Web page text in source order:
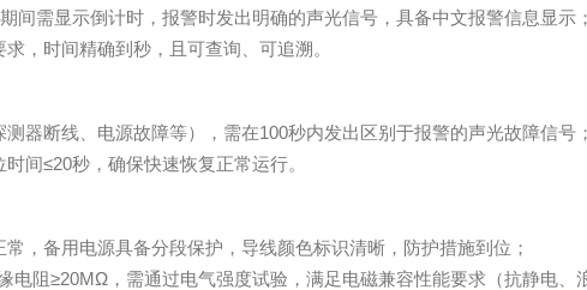
间需显示倒计时，报警时发出明确的声光信号，具备中文报警信息显示；
，时间精确到秒，且可查询、可追溯。
器断线、电源故障等），需在100秒内发出区别于报警的声光故障信号；
时间≤20秒，确保快速恢复正常运行。
，备用电源具备分段保护，导线颜色标识清晰，防护措施到位；
电阻≥20MΩ ，需通过电气强度试验，满足电磁兼容性能要求（抗静电、